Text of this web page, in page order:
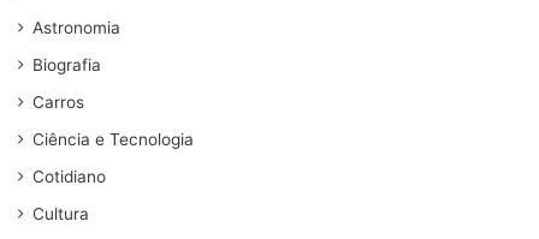
Astronomia
Biografia
Carros
Ciência e Tecnologia
Cotidiano
Cultura